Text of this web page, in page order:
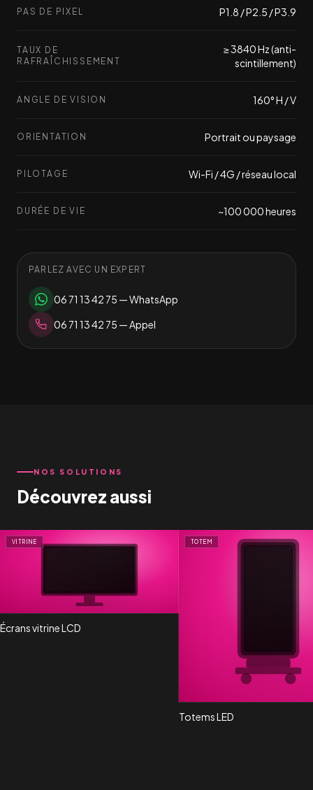
PAS DE PIXEL P1.8 / P2.5 / P3.9
TAUX DE
RAFRAÎCHISSEMENT
≥ 3840 Hz (anti-
scintillement)
ANGLE DE VISION 160° H / V
ORIENTATION Portrait ou paysage
PILOTAGE Wi-Fi / 4G / réseau local
DURÉE DE VIE ~100 000 heures
PARLEZ AVEC UN EXPERT
06 71 13 42 75 — WhatsApp
06 71 13 42 75 — Appel
NOS SOLUTIONS
Découvrez aussi
VITRINE
Écrans vitrine LCD
TOTEM
Totems LED